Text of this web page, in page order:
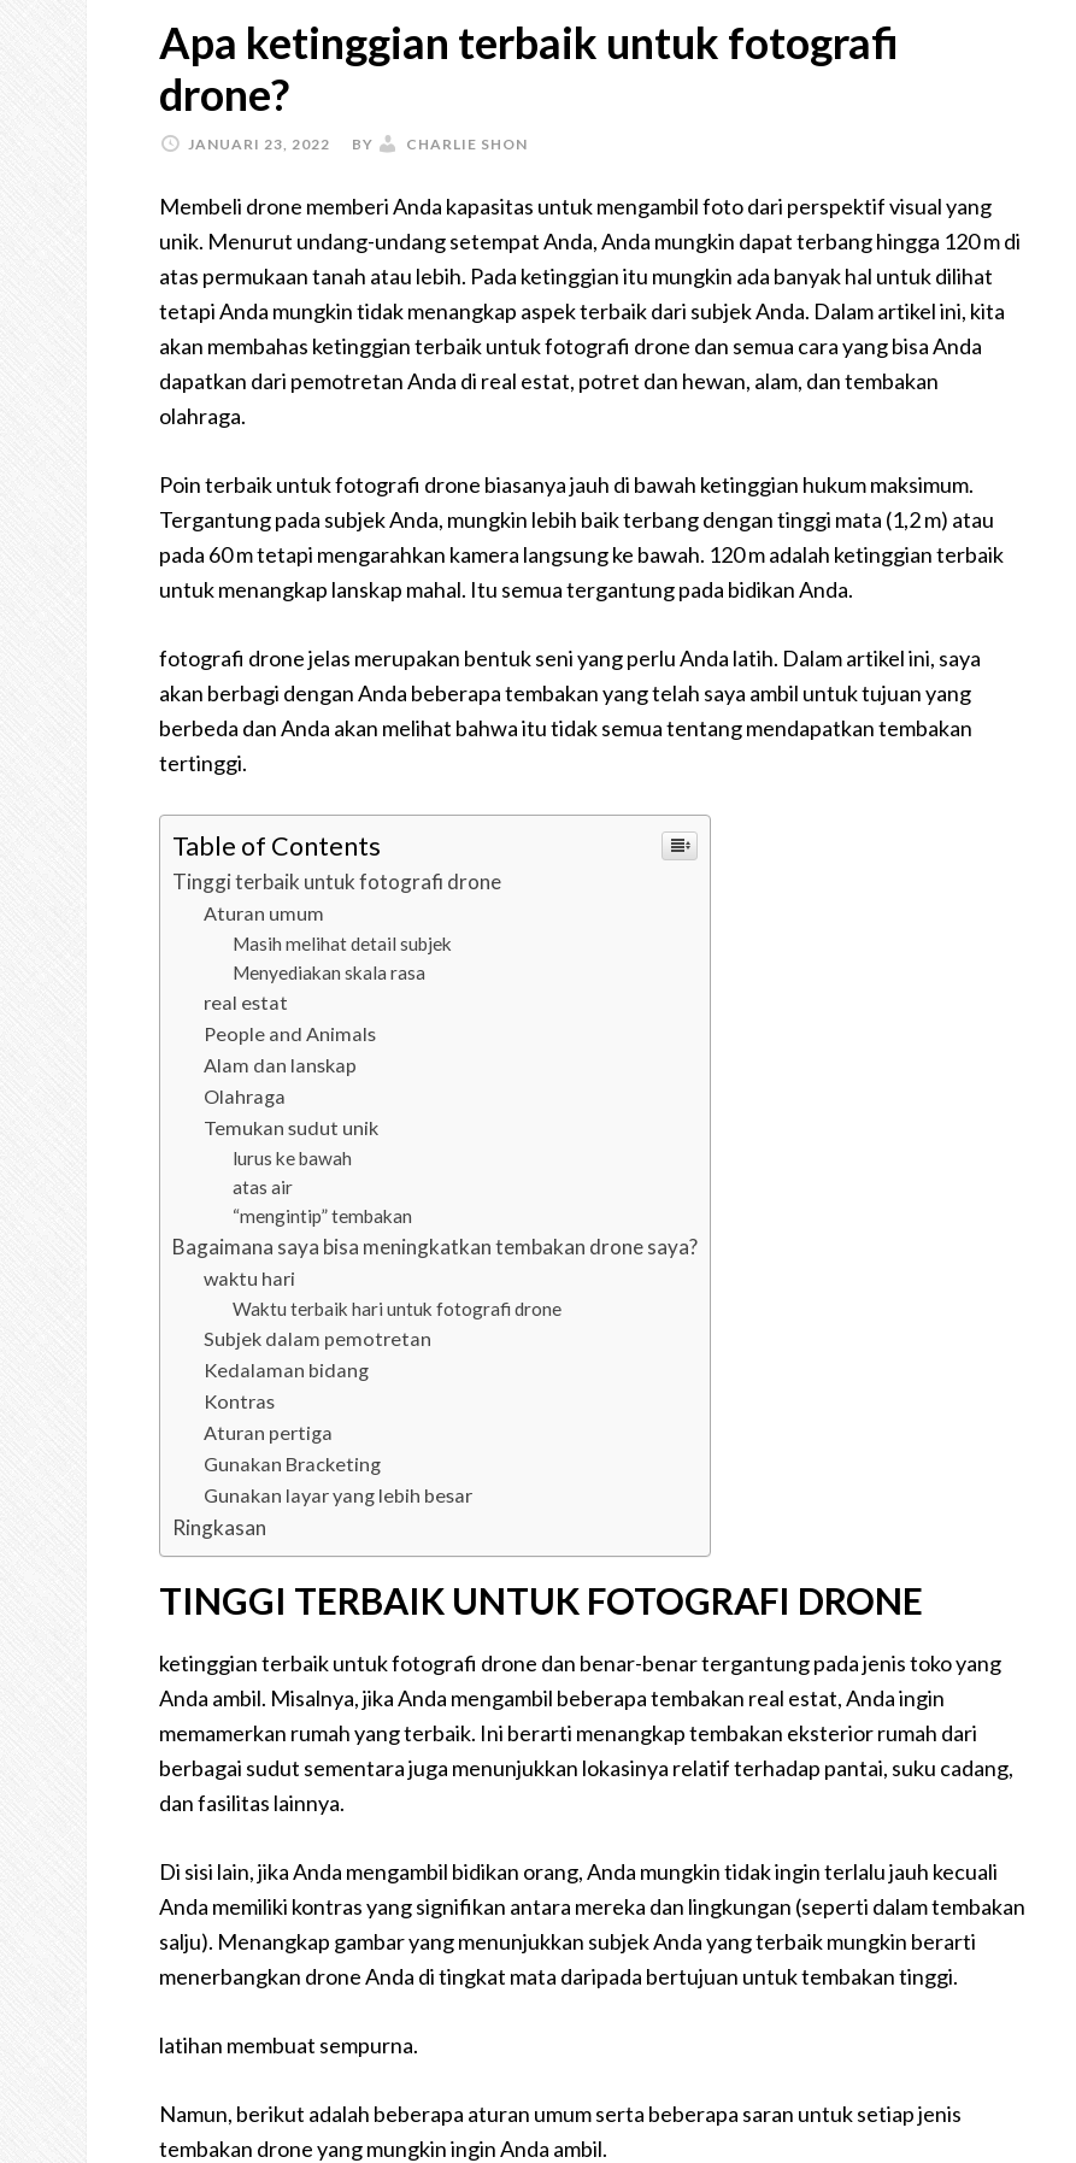
Apa ketinggian terbaik untuk fotografi
drone?
JANUARI 23, 2022 BY CHARLIE SHON
Membeli drone memberi Anda kapasitas untuk mengambil foto dari perspektif visual yang
unik. Menurut undang-undang setempat Anda, Anda mungkin dapat terbang hingga 120 m di
atas permukaan tanah atau lebih. Pada ketinggian itu mungkin ada banyak hal untuk dilihat
tetapi Anda mungkin tidak menangkap aspek terbaik dari subjek Anda. Dalam artikel ini, kita
akan membahas ketinggian terbaik untuk fotografi drone dan semua cara yang bisa Anda
dapatkan dari pemotretan Anda di real estat, potret dan hewan, alam, dan tembakan
olahraga.
Poin terbaik untuk fotografi drone biasanya jauh di bawah ketinggian hukum maksimum.
Tergantung pada subjek Anda, mungkin lebih baik terbang dengan tinggi mata (1,2 m) atau
pada 60 m tetapi mengarahkan kamera langsung ke bawah. 120 m adalah ketinggian terbaik
untuk menangkap lanskap mahal. Itu semua tergantung pada bidikan Anda.
fotografi drone jelas merupakan bentuk seni yang perlu Anda latih. Dalam artikel ini, saya
akan berbagi dengan Anda beberapa tembakan yang telah saya ambil untuk tujuan yang
berbeda dan Anda akan melihat bahwa itu tidak semua tentang mendapatkan tembakan
tertinggi.
Table of Contents
Tinggi terbaik untuk fotografi drone
Aturan umum
Masih melihat detail subjek
Menyediakan skala rasa
real estat
People and Animals
Alam dan lanskap
Olahraga
Temukan sudut unik
lurus ke bawah
atas air
“mengintip” tembakan
Bagaimana saya bisa meningkatkan tembakan drone saya?
waktu hari
Waktu terbaik hari untuk fotografi drone
Subjek dalam pemotretan
Kedalaman bidang
Kontras
Aturan pertiga
Gunakan Bracketing
Gunakan layar yang lebih besar
Ringkasan
TINGGI TERBAIK UNTUK FOTOGRAFI DRONE
ketinggian terbaik untuk fotografi drone dan benar-benar tergantung pada jenis toko yang
Anda ambil. Misalnya, jika Anda mengambil beberapa tembakan real estat, Anda ingin
memamerkan rumah yang terbaik. Ini berarti menangkap tembakan eksterior rumah dari
berbagai sudut sementara juga menunjukkan lokasinya relatif terhadap pantai, suku cadang,
dan fasilitas lainnya.
Di sisi lain, jika Anda mengambil bidikan orang, Anda mungkin tidak ingin terlalu jauh kecuali
Anda memiliki kontras yang signifikan antara mereka dan lingkungan (seperti dalam tembakan
salju). Menangkap gambar yang menunjukkan subjek Anda yang terbaik mungkin berarti
menerbangkan drone Anda di tingkat mata daripada bertujuan untuk tembakan tinggi.
latihan membuat sempurna.
Namun, berikut adalah beberapa aturan umum serta beberapa saran untuk setiap jenis
tembakan drone yang mungkin ingin Anda ambil.